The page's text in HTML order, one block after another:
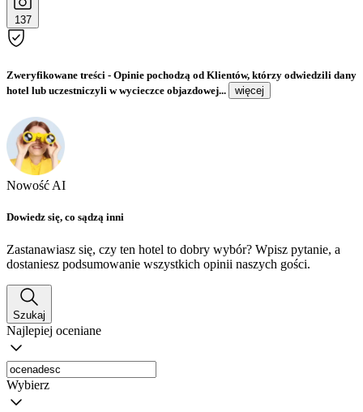
137
Zweryfikowane treści - Opinie pochodzą od Klientów, którzy odwiedzili dany
hotel lub uczestniczyli w wycieczce objazdowej...
więcej
Nowość AI
Dowiedz się, co sądzą inni
Zastanawiasz się, czy ten hotel to dobry wybór? Wpisz pytanie, a
dostaniesz podsumowanie wszystkich opinii naszych gości.
Szukaj
Najlepiej oceniane
Wybierz